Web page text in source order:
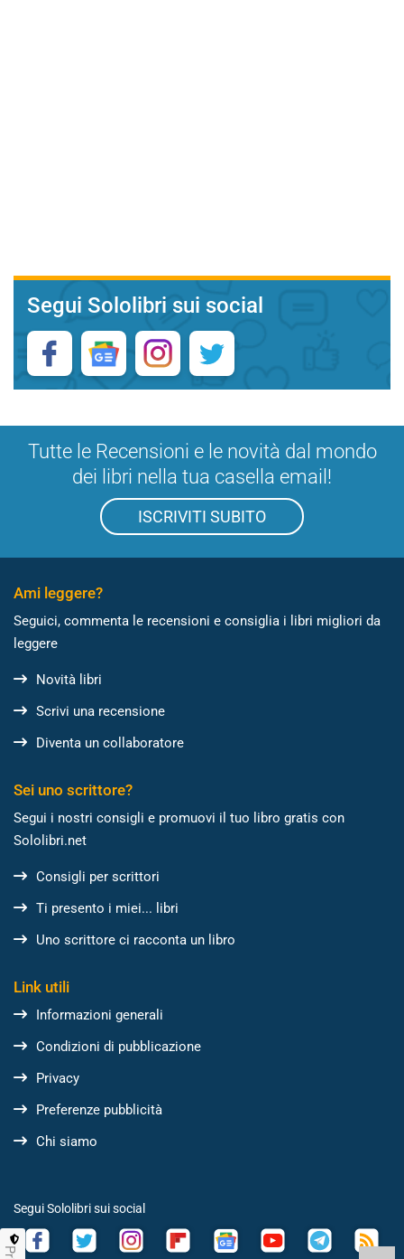
Segui Sololibri sui social
Tutte le Recensioni e le novità dal mondo
dei libri nella tua casella email!
ISCRIVITI SUBITO
Ami leggere?
Seguici, commenta le recensioni e consiglia i libri migliori da
leggere
Novità libri
Scrivi una recensione
Diventa un collaboratore
Sei uno scrittore?
Segui i nostri consigli e promuovi il tuo libro gratis con
Sololibri.net
Consigli per scrittori
Ti presento i miei... libri
Uno scrittore ci racconta un libro
Link utili
Informazioni generali
Condizioni di pubblicazione
Privacy
Preferenze pubblicità
Chi siamo
Segui Sololibri sui social